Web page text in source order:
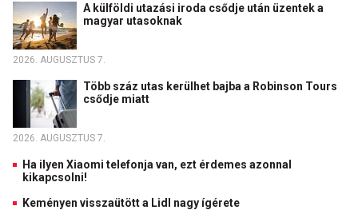
A külföldi utazási iroda csődje után üzentek a
magyar utasoknak
2026. AUGUSZTUS 7.
Több száz utas kerülhet bajba a Robinson Tours
csődje miatt
2026. AUGUSZTUS 7.
Ha ilyen Xiaomi telefonja van, ezt érdemes azonnal
kikapcsolni!
Keményen visszaütött a Lidl nagy ígérete